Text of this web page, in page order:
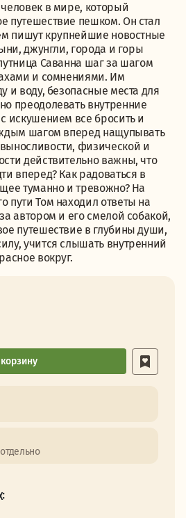
в мире, который
путешествие пешком. Он стал
пишут крупнейшие новостные
джунгли, города и горы
Саванна шаг за шагом
и сомнениями. Им
и воду, безопасные места для
преодолевать внутренние
искушением все бросить и
шагом вперед нащупывать
физической и
действительно важны, что
вперед? Как радоваться в
туманно и тревожно? На
пути Том находил ответы на
автором и его смелой собакой,
путешествие в глубины души,
учится слышать внутренний
вокруг.